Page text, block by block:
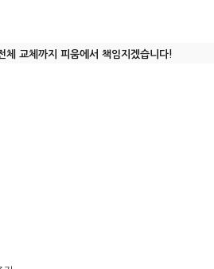
교체까지 피움에서 책임지겠습니다!